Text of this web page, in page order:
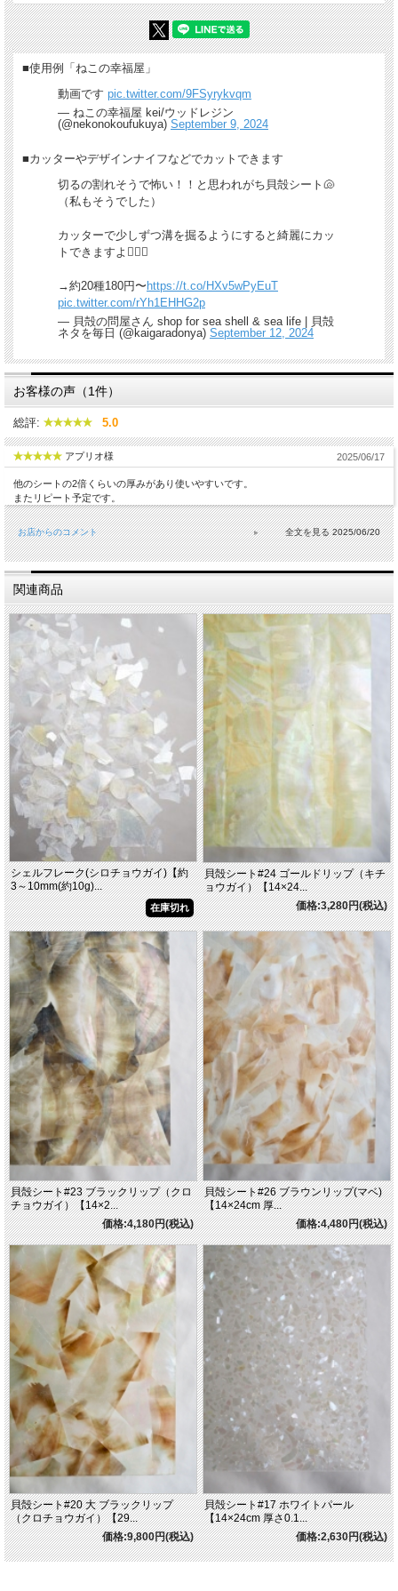
■使用例「ねこの幸福屋」
動画です pic.twitter.com/9FSyrykvqm
— ねこの幸福屋 kei/ウッドレジン
(@nekonokoufukuya) September 9, 2024
■カッターやデザインナイフなどでカットできます
切るの割れそうで怖い！！と思われがち貝殻シート🐚
（私もそうでした）
カッターで少しずつ溝を掘るようにすると綺麗にカッ
トできますよ🙆🏻‍♀️
→約20種180円〜https://t.co/HXv5wPyEuT
pic.twitter.com/rYh1EHHG2p
— 貝殻の問屋さん shop for sea shell & sea life | 貝殻
ネタを毎日 (@kaigaradonya) September 12, 2024
お客様の声（1件）
総評: 5.0
アプリオ様 2025/06/17
他のシートの2倍くらいの厚みがあり使いやすいです。
またリピート予定です。
お店からのコメント 2025/06/20
関連商品
シェルフレーク(シロチョウガイ)【約
3～10mm(約10g)...
在庫切れ
貝殻シート#24 ゴールドリップ（キチ
ョウガイ）【14×24...
価格:3,280円(税込)
貝殻シート#23 ブラックリップ（クロ
チョウガイ）【14×2...
価格:4,180円(税込)
貝殻シート#26 ブラウンリップ(マベ)
【14×24cm 厚...
価格:4,480円(税込)
貝殻シート#20 大 ブラックリップ
（クロチョウガイ）【29...
価格:9,800円(税込)
貝殻シート#17 ホワイトパール
【14×24cm 厚さ0.1...
価格:2,630円(税込)